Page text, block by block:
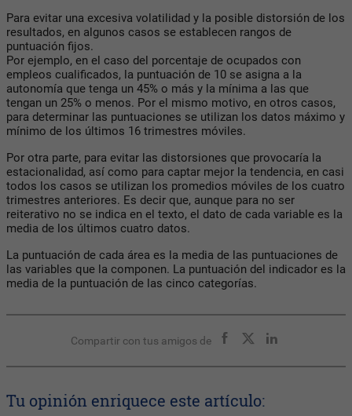
Para evitar una excesiva volatilidad y la posible distorsión de los
resultados, en algunos casos se establecen rangos de
puntuación fijos.
Por ejemplo, en el caso del porcentaje de ocupados con
empleos cualificados, la puntuación de 10 se asigna a la
autonomía que tenga un 45% o más y la mínima a las que
tengan un 25% o menos. Por el mismo motivo, en otros casos,
para determinar las puntuaciones se utilizan los datos máximo y
mínimo de los últimos 16 trimestres móviles.
Por otra parte, para evitar las distorsiones que provocaría la
estacionalidad, así como para captar mejor la tendencia, en casi
todos los casos se utilizan los promedios móviles de los cuatro
trimestres anteriores. Es decir que, aunque para no ser
reiterativo no se indica en el texto, el dato de cada variable es la
media de los últimos cuatro datos.
La puntuación de cada área es la media de las puntuaciones de
las variables que la componen. La puntuación del indicador es la
media de la puntuación de las cinco categorías.
Compartir con tus amigos de
Tu opinión enriquece este artículo: